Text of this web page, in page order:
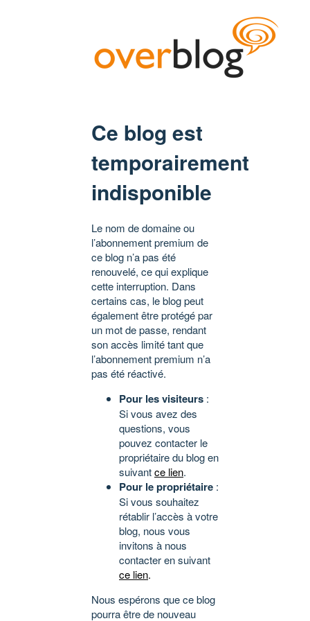
Ce blog est
temporairement
indisponible
Le nom de domaine ou
l’abonnement premium de
ce blog n’a pas été
renouvelé, ce qui explique
cette interruption. Dans
certains cas, le blog peut
également être protégé par
un mot de passe, rendant
son accès limité tant que
l’abonnement premium n’a
pas été réactivé.
Pour les visiteurs :
Si vous avez des
questions, vous
pouvez contacter le
propriétaire du blog en
suivantce lien.
Pour le propriétaire :
Si vous souhaitez
rétablir l’accès à votre
blog, nous vous
invitons à nous
contacter en suivant
ce lien.
Nous espérons que ce blog
pourra être de nouveau